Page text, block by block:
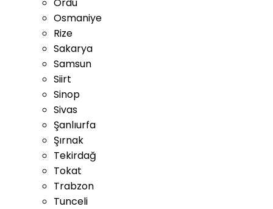
Osmaniye
Rize
Sakarya
Samsun
Siirt
Sinop
Sivas
Şanlıurfa
Şırnak
Tekirdağ
Tokat
Trabzon
Tunceli